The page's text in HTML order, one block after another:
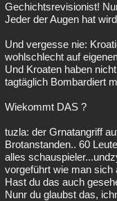
Gechichtsrevisionist!
Jeder der Augen hat
Und vergesse nie:
wohlschlecht auf
Und Kroaten haben
tagtäglich Bombardiert
Wiekommt DAS ?
tuzla: der Grnatangriff
Brotanstanden.. 60
alles
vorgeführt wie man sich
Hast du das auch
Nunr du glaubst das,